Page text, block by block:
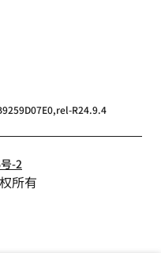
R24.9.4
-2
所有